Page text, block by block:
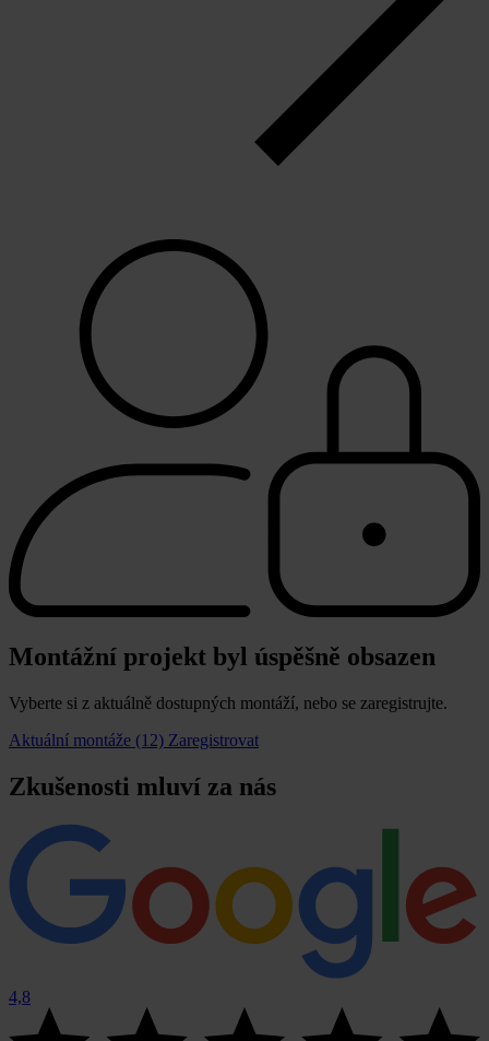
Montážní projekt byl úspěšně obsazen
Vyberte si z aktuálně dostupných montáží, nebo se zaregistrujte.
Aktuální montáže (12) Zaregistrovat
Zkušenosti mluví za nás
4,8